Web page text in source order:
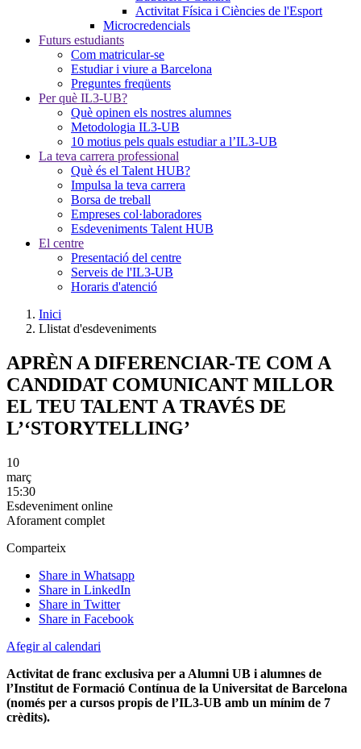
Activitat Física i Ciències de l'Esport
Microcredencials
Futurs estudiants
Com matricular-se
Estudiar i viure a Barcelona
Preguntes freqüents
Per què IL3-UB?
Què opinen els nostres alumnes
Metodologia IL3-UB
10 motius pels quals estudiar a l’IL3-UB
La teva carrera professional
Què és el Talent HUB?
Impulsa la teva carrera
Borsa de treball
Empreses col·laboradores
Esdeveniments Talent HUB
El centre
Presentació del centre
Serveis de l'IL3-UB
Horaris d'atenció
Inici
Llistat d'esdeveniments
APRÈN A DIFERENCIAR-TE COM A
CANDIDAT COMUNICANT MILLOR
EL TEU TALENT A TRAVÉS DE
L’‘STORYTELLING’
10
març
15:30
Esdeveniment online
Aforament complet
Comparteix
Share in Whatsapp
Share in LinkedIn
Share in Twitter
Share in Facebook
Afegir al calendari
Activitat de franc exclusiva per a Alumni UB i alumnes de
l’Institut de Formació Contínua de la Universitat de Barcelona
(només per a cursos propis de l’IL3-UB amb un mínim de 7
crèdits).